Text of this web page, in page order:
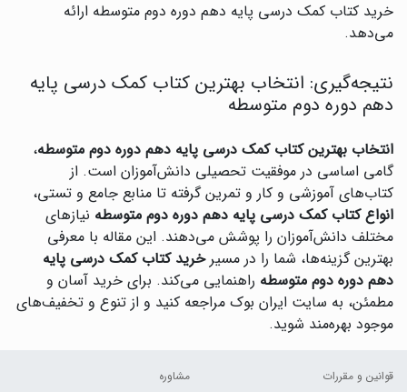
خرید کتاب کمک درسی پایه دهم دوره دوم متوسطه ارائه
می‌دهد.
نتیجه‌گیری: انتخاب بهترین کتاب کمک درسی پایه
دهم دوره دوم متوسطه
انتخاب بهترین کتاب کمک درسی پایه دهم دوره دوم متوسطه،
گامی اساسی در موفقیت تحصیلی دانش‌آموزان است. از
کتاب‌های آموزشی و کار و تمرین گرفته تا منابع جامع و تستی،
انواع کتاب کمک درسی پایه دهم دوره دوم متوسطه نیازهای
مختلف دانش‌آموزان را پوشش می‌دهند. این مقاله با معرفی
بهترین گزینه‌ها، شما را در مسیرخرید کتاب کمک درسی پایه
دهم دوره دوم متوسطه راهنمایی می‌کند. برای خرید آسان و
مطمئن، به سایت ایران بوک مراجعه کنید و از تنوع و تخفیف‌های
موجود بهره‌مند شوید.
قوانین و مقررات مشاوره